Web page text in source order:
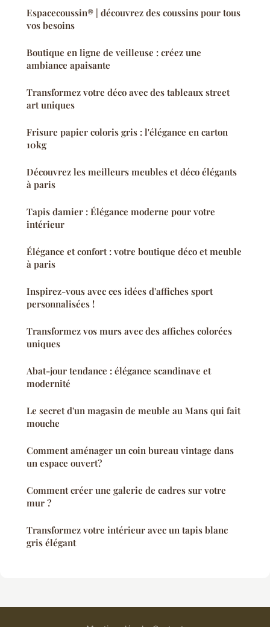
Espacecoussin® | découvrez des coussins pour tous
vos besoins
Boutique en ligne de veilleuse : créez une
ambiance apaisante
Transformez votre déco avec des tableaux street
art uniques
Frisure papier coloris gris : l'élégance en carton
10kg
Découvrez les meilleurs meubles et déco élégants
à paris
Tapis damier : Élégance moderne pour votre
intérieur
Élégance et confort : votre boutique déco et meuble
à paris
Inspirez-vous avec ces idées d'affiches sport
personnalisées !
Transformez vos murs avec des affiches colorées
uniques
Abat-jour tendance : élégance scandinave et
modernité
Le secret d'un magasin de meuble au Mans qui fait
mouche
Comment aménager un coin bureau vintage dans
un espace ouvert?
Comment créer une galerie de cadres sur votre
mur ?
Transformez votre intérieur avec un tapis blanc
gris élégant